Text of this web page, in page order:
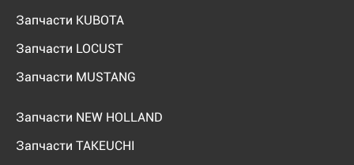
Запчасти KUBOTA
Запчасти LOCUST
Запчасти MUSTANG
Запчасти NEW HOLLAND
Запчасти TAKEUCHI